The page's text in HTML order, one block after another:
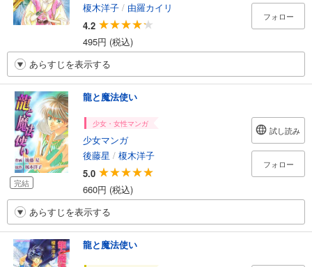
榎木洋子 / 由羅カイリ
4.2
495円 (税込)
フォロー
あらすじを表示する
完結
龍と魔法使い
少女・女性マンガ
少女マンガ
後藤星 / 榎木洋子
5.0
660円 (税込)
試し読み
フォロー
あらすじを表示する
龍と魔法使い